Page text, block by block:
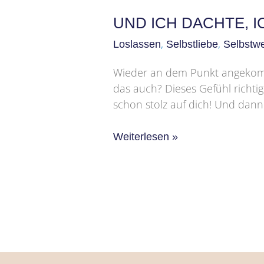
UND ICH DACHTE,
Loslassen, Selbstliebe,
Wieder an dem Punkt
das auch? Dieses Gefühl
schon stolz auf dich! Und
Weiterlesen »